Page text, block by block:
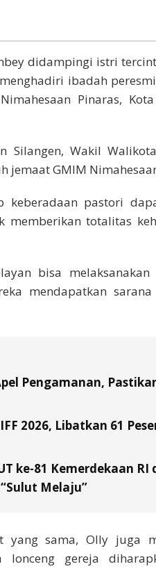
didampingi istri
ibadah
Pinaras,
Silangen, Wakil
jemaat GMIM
keberadaan pastori
memberikan totalitas
bisa
mendapatkan sarana
Pengamanan,
2026, Libatkan 61
ke-81 Kemerdekaan RI
Melaju”
yang sama, Olly juga
lonceng gereja